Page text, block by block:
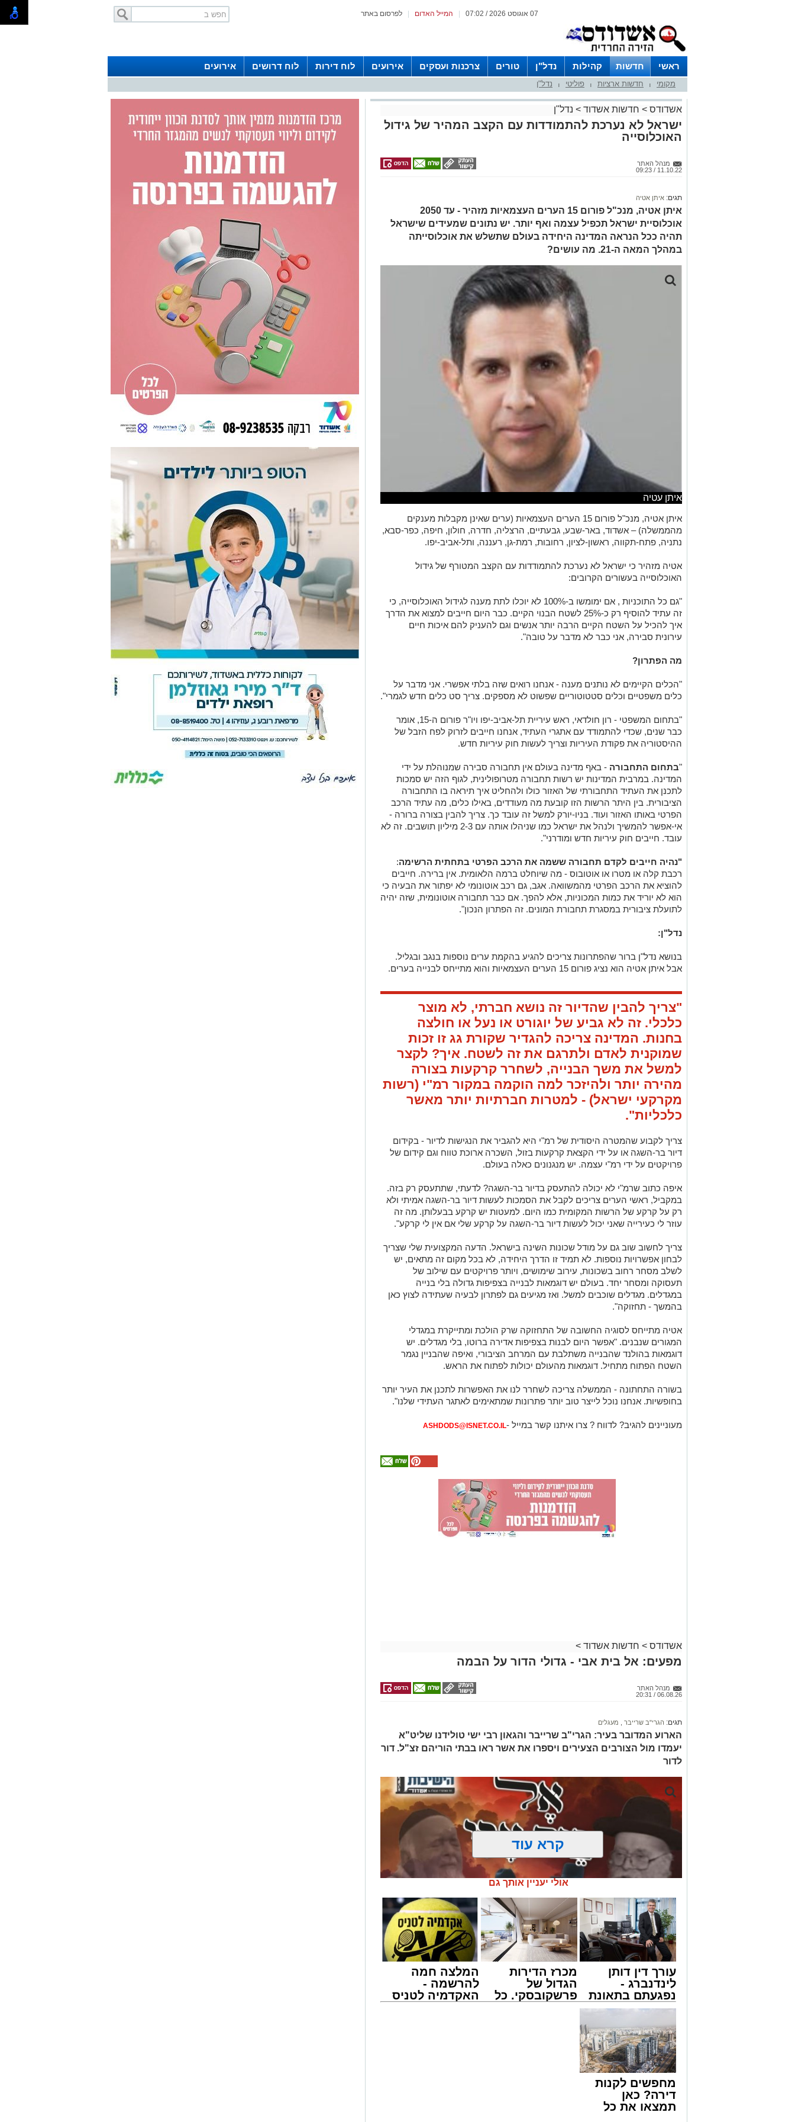
לפרסום באתר המייל האדום 07 אוגוסט 2026 / 07:02
ראשי חדשות קהילות נדל"ן טורים צרכנות ועסקים אירועים לוח דירות לוח דרושים אירועים
מקומי חדשות ארציות פוליטי נדל"ן
אשדודס > חדשות אשדוד > נדל"ן
ישראל לא נערכת להתמודדות עם הקצב המהיר של גידול
האוכלוסייה
מנהל האתר
11.10.22 / 09:23
תגים: איתן אטיה
איתן אטיה, מנכ"ל פורום 15 הערים העצמאיות מזהיר - עד 2050
אוכלוסיית ישראל תכפיל עצמה ואף יותר. יש נתונים שמעידים שישראל
תהיה ככל הנראה המדינה היחידה בעולם שתשלש את אוכלוסייתה
במהלך המאה ה-21. מה עושים?
איתן עטיה
איתן אטיה, מנכ"ל פורום 15 הערים העצמאיות (ערים שאינן מקבלות מענקים
מהממשלה) – אשדוד, באר-שבע, גבעתיים, הרצליה, חדרה, חולון, חיפה, כפר-סבא,
נתניה, פתח-תקווה, ראשון-לציון, רחובות, רמת-גן, רעננה, ותל-אביב-יפו.
אטיה מזהיר כי ישראל לא נערכת להתמודדות עם הקצב המטורף של גידול
האוכלוסייה בעשורים הקרובים:
"גם כל התוכניות , אם ימומשו ב-100% לא יוכלו לתת מענה לגידול האוכלוסייה, כי
זה עתיד להוסיף רק כ-25% לשטח הבנוי הקיים. כבר היום חייבים למצוא את הדרך
איך להכיל על השטח הקיים הרבה יותר אנשים וגם להעניק להם איכות חיים
עירונית סבירה, אני כבר לא מדבר על טובה".
מה הפתרון?
"הכלים הקיימים לא נותנים מענה - אנחנו רואים שזה בלתי אפשרי. אני מדבר על
כלים משפטיים וכלים סטטוטוריים שפשוט לא מספקים. צריך סט כלים חדש לגמרי".
"בתחום המשפטי - רון חולדאי, ראש עיריית תל-אביב-יפו ויו"ר פורום ה-15, אומר
כבר שנים, שכדי להתמודד עם אתגרי העתיד, אנחנו חייבים לזרוק לפח הזבל של
ההיסטוריה את פקודת העיריות וצריך לעשות חוק עיריות חדש.
"בתחום התחבורה - באף מדינה בעולם אין תחבורה סבירה שמנוהלת על ידי
המדינה. במרבית המדינות יש רשות תחבורה מטרופולינית, לגוף הזה יש סמכות
לתכנן את העתיד התחבורתי של האזור כולו ולהחליט איך תיראה בו התחבורה
הציבורית. בין היתר הרשות הזו קובעת מה מעודדים, באילו כלים, מה עתיד הרכב
הפרטי באותו האזור ועוד. בניו-יורק למשל זה עובד כך. צריך להבין בצורה ברורה -
אי-אפשר להמשיך ולנהל את ישראל כמו שניהלו אותה עם 2-3 מיליון תושבים. זה לא
עובד. חייבים חוק עיריות חדש ומודרני".
"נהיה חייבים לקדם תחבורה ששמה את הרכב הפרטי בתחתית הרשימה:
רכבת קלה או מטרו או אוטובוס - מה שיוחלט ברמה הלאומית. אין ברירה. חייבים
להוציא את הרכב הפרטי מהמשוואה. אגב, גם רכב אוטונומי לא יפתור את הבעיה כי
הוא לא יוריד את כמות המכוניות, אלא להפך. אם כבר תחבורה אוטונומית, שזה יהיה
לתועלת ציבורית במסגרת תחבורת המונים. זה הפתרון הנכון".
נדל"ן:
בנושא נדל"ן ברור שהפתרונות צריכים להגיע בהקמת ערים נוספות בנגב ובגליל.
אבל איתן אטיה הוא נציג פורום 15 הערים העצמאיות והוא מתייחס לבנייה בערים.
"צריך להבין שהדיור זה נושא חברתי, לא מוצר
כלכלי. זה לא גביע של יוגורט או נעל או חולצה
בחנות. המדינה צריכה להגדיר שקורת גג זו זכות
שמוקנית לאדם ולתרגם את זה לשטח. איך? לקצר
למשל את משך הבנייה, לשחרר קרקעות בצורה
מהירה יותר ולהיזכר למה הוקמה במקור רמ"י (רשות
מקרקעי ישראל) - למטרות חברתיות יותר מאשר
כלכליות".
צריך לקבוע שהמטרה היסודית של רמ"י היא להגביר את הנגישות לדיור - בקידום
דיור בר-השגה או על ידי הקצאת קרקעות בזול, השכרה ארוכת טווח וגם קידום של
פרויקטים על ידי רמ"י עצמה. יש מנגנונים כאלה בעולם.
איפה כתוב שרמ"י לא יכולה להתעסק בדיור בר-השגה? לדעתי, שתתעסק רק בזה.
במקביל, ראשי הערים צריכים לקבל את הסמכות לעשות דיור בר-השגה אמיתי ולא
רק על קרקע של הרשות המקומית כמו היום. למעטות יש קרקע בבעלותן. מה זה
עוזר לי כעירייה שאני יכול לעשות דיור בר-השגה על קרקע שלי אם אין לי קרקע".
צריך לחשוב שוב גם על מודל שכונות השינה בישראל. הדעה המקצועית שלי שצריך
לבחון אפשרויות נוספות. לא תמיד זו הדרך היחידה, לא בכל מקום זה מתאים, יש
לשלב מסחר רחוב בשכונות, עירוב שימושים, ויותר פרויקטים עם שילוב של
תעסוקה ומסחר יחד. בעולם יש דוגמאות לבנייה בצפיפות גדולה בלי בנייה
במגדלים. מגדלים שוכבים למשל. ואז מגיעים גם לפתרון לבעיה שעתידה לצוץ כאן
בהמשך - תחזוקה".
אטיה מתייחס לסוגיה החשובה של התחזוקה שרק הולכת ומתייקרת במגדלי
המגורים שנבנים. "אפשר היום לבנות בצפיפות אדירה ברוטו, בלי מגדלים. יש
דוגמאות בהולנד שהבנייה משתלבת עם המרחב הציבורי, ואיפה שהבניין נגמר
השטח הפתוח מתחיל. דוגמאות מהעולם יכולות לפתוח את הראש.
בשורה התחתונה - הממשלה צריכה לשחרר לנו את האפשרות לתכנן את העיר יותר
בחופשיות. אנחנו נוכל לייצר טוב יותר פתרונות שמתאימים לאתגר העתידי שלנו".
מעוניינים להגיב? לדווח ? צרו איתנו קשר במייל -ASHDODS@ISNET.CO.IL
אשדודס > חדשות אשדוד >
מפעים: אל בית אבי - גדולי הדור על הבמה
מנהל האתר
06.08.26 / 20:31
תגים: הגרי"ב שרייבר מעגלים
הארוע המדובר בעיר: הגרי"ב שרייבר והגאון רבי ישי טולידנו שליט"א
יעמדו מול הצורבים הצעירים ויספרו את אשר ראו בבתי הוריהם זצ"ל. דור
לדור
מעגלים
ארוע שטרם היה כמותו: בשבוע הבא ביום ג' יתכנסו המוני בחורי הישיבות שטרם
החלו את זמן 'אלול', והם יזכו לשמוע את גדולי הדור, מרן הגרי"ב שרייבר שליט"א
והגאון רבי ישאי טולידנו שליט"א, שבשעה נדירה של קורת רוח ישתפו את שומעיהם
באשר ראו וקיבלו בבתי הוריהם, הגאון רבי פנחס שרייבר זצ"ל והגאון רבי ניסים
טולידנו זצ"ל, כאשר מטרתם של הדברים שישמעו היא לעורר הלבבות ולהחדיר
אהבת אמת לתורה.
הארוע, במסגרת ארועי 'מעגלים', יתקיים בבית הכנסת 'חניכי הישיבות' רובע ג', ביום
קרא עוד
אולי יעניין אותך גם
עורך דין דותן
לינדנברג -
נפגעתם בתאונת
דרכים לחצו
לכם
מכרז הדירות
הגדול של
פרשקובסקי. כל
המלצה חמה
להרשמה -
האקדמיה לטניס
מחפשים לקנות
דירה? כאן
תמצאו את כל